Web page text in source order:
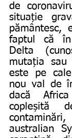
de
situație
pământesc,
faptul că în
Delta
mutația sau
este pe
nou val de
dacă
copleșită
australian